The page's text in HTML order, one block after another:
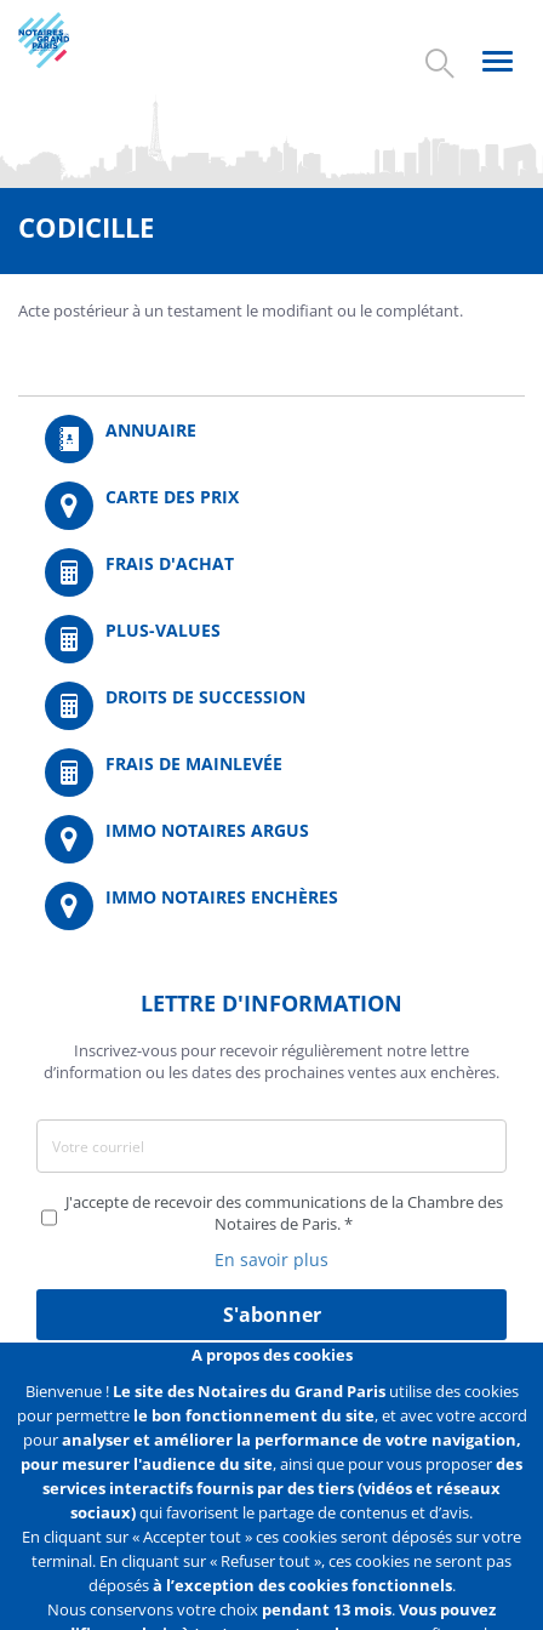
Aller
au
contenu
CODICILLE
Acte postérieur à un testament le modifiant ou le complétant.
ANNUAIRE
CARTE DES PRIX
FRAIS D'ACHAT
PLUS-VALUES
DROITS DE SUCCESSION
FRAIS DE MAINLEVÉE
IMMO NOTAIRES ARGUS
IMMO NOTAIRES ENCHÈRES
LETTRE D'INFORMATION
Inscrivez-vous pour recevoir régulièrement notre lettre
d’information ou les dates des prochaines ventes aux enchères.
J'accepte de recevoir des communications de la Chambre des
Notaires de Paris.
En savoir plus
S'abonner
Liens Mentions légales Données personnelles
Politique des cookies Configurer les cookies
Liens
2e
ligne
Accueil Contact Plan du site
A propos des cookies
Bienvenue ! Le site des Notaires du Grand Parisutilise des cookies
pour permettre le bon fonctionnement du site, et avec votre accord
pouranalyser et améliorer la performance de votre navigation,
pour mesurer l'audience du site, ainsi que pour vous proposerdes
services interactifs fournis par des tiers (vidéos et réseaux
sociaux)qui favorisent le partage de contenus et d’avis.
En cliquant sur « Accepter tout » ces cookies seront déposés sur votre
terminal. En cliquant sur « Refuser tout », ces cookies ne seront pas
déposésà l’exception des cookies fonctionnels.
Nous conservons votre choix pendant 13 mois.Vous pouvez